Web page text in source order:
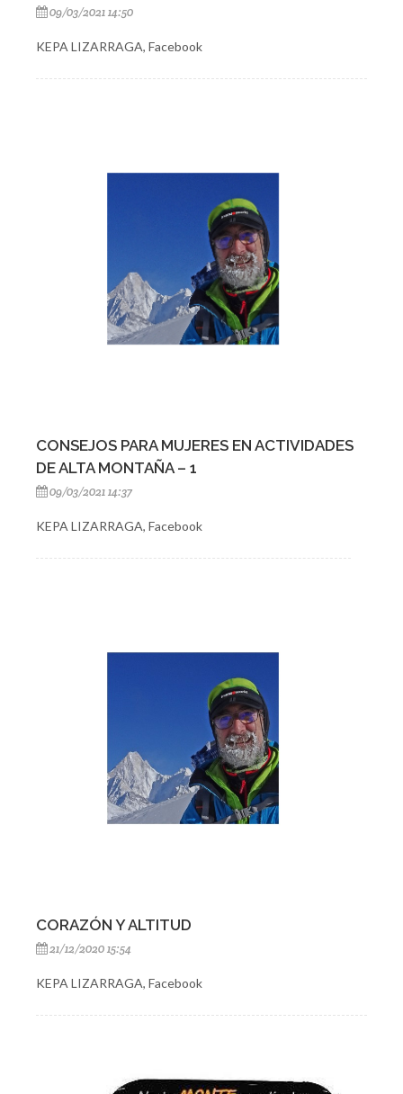
09/03/2021 14:50
KEPA LIZARRAGA, Facebook
CONSEJOS PARA MUJERES EN ACTIVIDADES
DE ALTA MONTAÑA – 1
09/03/2021 14:37
KEPA LIZARRAGA, Facebook
CORAZÓN Y ALTITUD
21/12/2020 15:54
KEPA LIZARRAGA, Facebook